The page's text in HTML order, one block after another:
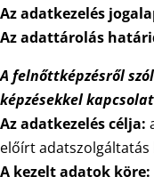
Az adatkezelés
Az adattárolás
A felnőttképzésről
képzésekkel
Az adatkezelés célja:
előírt adatszolgáltatás
A kezelt adatok köre: